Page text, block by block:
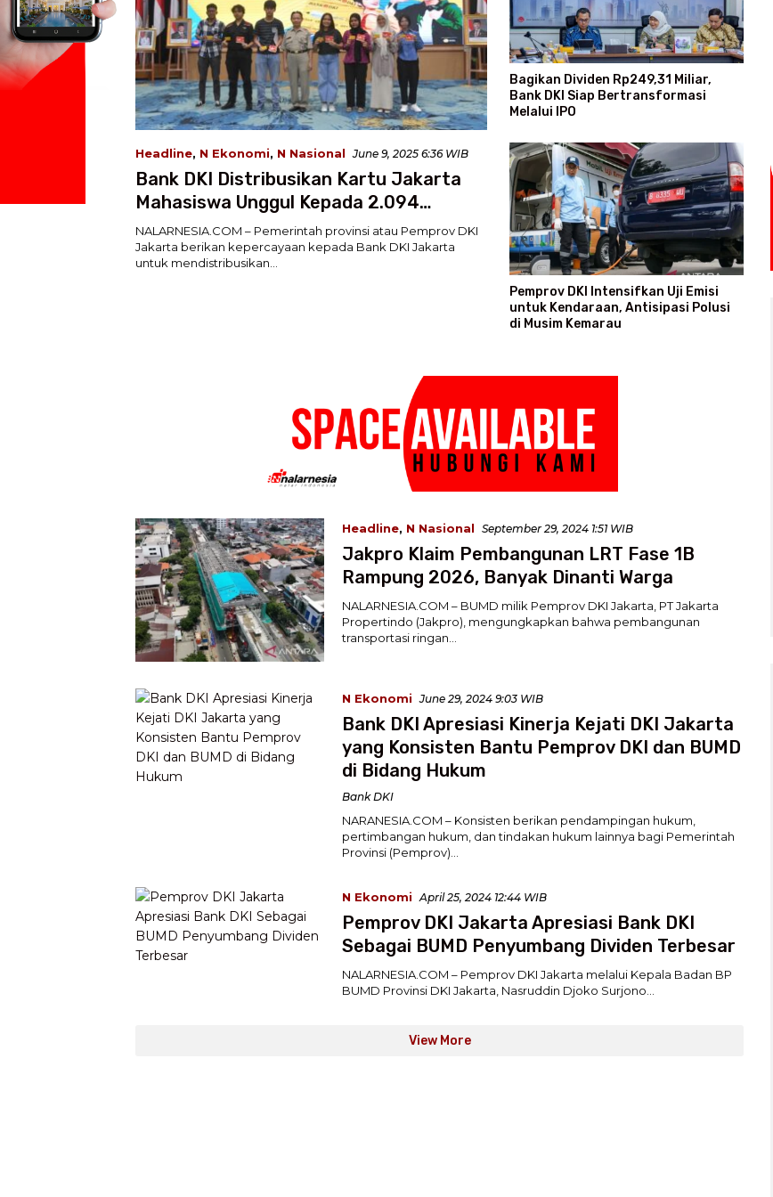
Headline, N Ekonomi, N Nasional June 9, 2025 6:36 WIB
Bank DKI Distribusikan Kartu Jakarta
Mahasiswa Unggul Kepada 2.094
Penerima Baru
NALARNESIA.COM – Pemerintah provinsi atau Pemprov DKI
Jakarta berikan kepercayaan kepada Bank DKI Jakarta
untuk mendistribusikan…
Bagikan Dividen Rp249,31 Miliar,
Bank DKI Siap Bertransformasi
Melalui IPO
Pemprov DKI Intensifkan Uji Emisi
untuk Kendaraan, Antisipasi Polusi
di Musim Kemarau
Headline, N Nasional September 29, 2024 1:51 WIB
Jakpro Klaim Pembangunan LRT Fase 1B
Rampung 2026, Banyak Dinanti Warga
NALARNESIA.COM – BUMD milik Pemprov DKI Jakarta, PT Jakarta
Propertindo (Jakpro), mengungkapkan bahwa pembangunan
transportasi ringan…
N Ekonomi June 29, 2024 9:03 WIB
Bank DKI Apresiasi Kinerja Kejati DKI Jakarta
yang Konsisten Bantu Pemprov DKI dan BUMD
di Bidang Hukum
Bank DKI
NARANESIA.COM – Konsisten berikan pendampingan hukum,
pertimbangan hukum, dan tindakan hukum lainnya bagi Pemerintah
Provinsi (Pemprov)…
N Ekonomi April 25, 2024 12:44 WIB
Pemprov DKI Jakarta Apresiasi Bank DKI
Sebagai BUMD Penyumbang Dividen Terbesar
NALARNESIA.COM – Pemprov DKI Jakarta melalui Kepala Badan BP
BUMD Provinsi DKI Jakarta, Nasruddin Djoko Surjono…
View More